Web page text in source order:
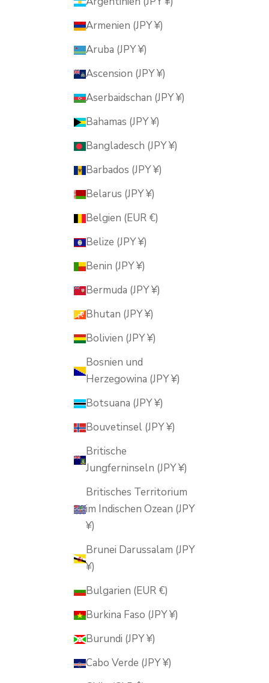
Armenien (JPY ¥)
Aruba (JPY ¥)
Ascension (JPY ¥)
Aserbaidschan (JPY ¥)
Bahamas (JPY ¥)
Bangladesch (JPY ¥)
Barbados (JPY ¥)
Belarus (JPY ¥)
Belgien (EUR €)
Belize (JPY ¥)
Benin (JPY ¥)
Bermuda (JPY ¥)
Bhutan (JPY ¥)
Bolivien (JPY ¥)
Bosnien und
Herzegowina (JPY ¥)
Botsuana (JPY ¥)
Bouvetinsel (JPY ¥)
Britische
Jungferninseln (JPY ¥)
Britisches Territorium
im Indischen Ozean (JPY
¥)
Brunei Darussalam (JPY
¥)
Bulgarien (EUR €)
Burkina Faso (JPY ¥)
Burundi (JPY ¥)
Cabo Verde (JPY ¥)